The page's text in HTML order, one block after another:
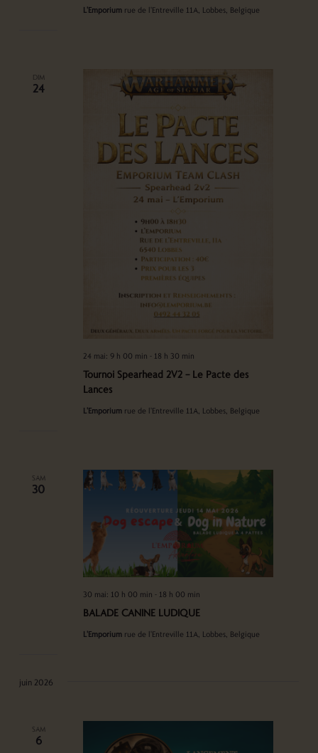
L'Emporium rue de l'Entreville 11A, Lobbes, Belgique
DIM
24
Tournoi Spearhead 2V2 – Le Pacte des
Lances
24 mai: 9 h 00 min - 18 h 30 min
L'Emporium rue de l'Entreville 11A, Lobbes, Belgique
SAM
30
BALADE CANINE LUDIQUE
30 mai: 10 h 00 min - 18 h 00 min
L'Emporium rue de l'Entreville 11A, Lobbes, Belgique
juin 2026
SAM
6